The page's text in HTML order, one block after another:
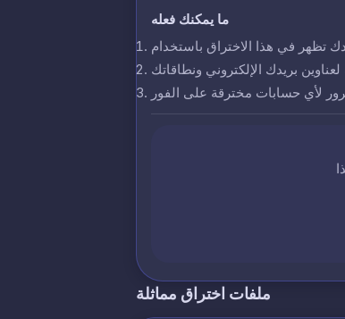
ما يمكنك فعله
بريدك الإلكتروني ونطاقاتك
لأي حسابات مخترقة على الفور
ملفات اختراق مماثلة